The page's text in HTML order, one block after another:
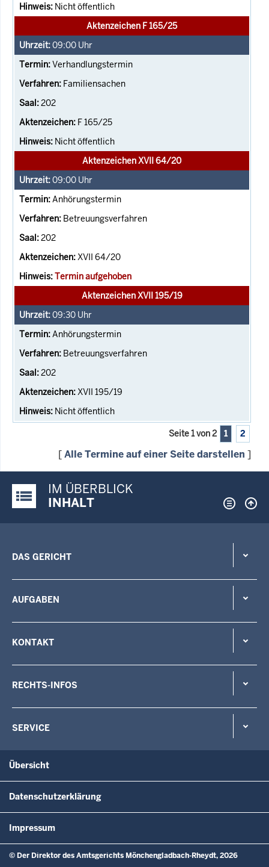
Nicht öffentlich
Aktenzeichen F 165/25
09:00 Uhr
Verhandlungstermin
Familiensachen
202
F 165/25
Nicht öffentlich
Aktenzeichen XVII 64/20
09:00 Uhr
Anhörungstermin
Betreuungsverfahren
202
XVII 64/20
Termin aufgehoben
Aktenzeichen XVII 195/19
09:30 Uhr
Anhörungstermin
Betreuungsverfahren
202
XVII 195/19
Nicht öffentlich
Seite 1 von 2 1 2
[Alle Termine auf einer Seite darstellen ]
Justiz-Portal im Überblick:
IM ÜBERBLICK
INHALT
DAS GERICHT
AUFGABEN
KONTAKT
RECHTS-INFOS
SERVICE
Übersicht
Datenschutzerklärung
Impressum
© Der Direktor des Amtsgerichts Mönchengladbach-Rheydt, 2026